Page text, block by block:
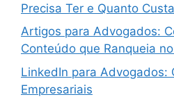
Precisa Ter e Quanto Custa
Artigos para Advogados:
Conteúdo que Ranqueia
LinkedIn para Advogados:
Empresariais